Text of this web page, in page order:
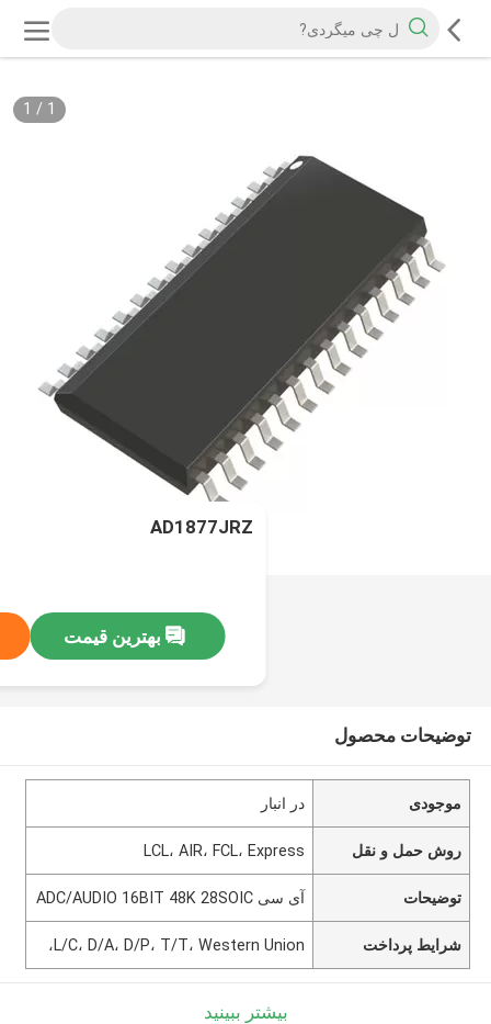
1
/
1
AD1877JRZ
بهترین قیمت
توضیحات محصول
موجودی در انبار
روش حمل و نقل LCL، AIR، FCL، Express
توضیحات آی سی ADC/AUDIO 16BIT 48K 28SOIC
شرایط پرداخت L/C، D/A، D/P، T/T، Western Union،
بیشتر ببینید